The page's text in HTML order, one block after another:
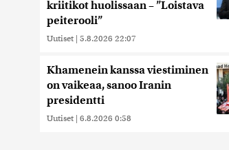
kriitikot huolissaan – ”Loistava
peiterooli”
Uutiset | 5.8.2026 22:07
Khamenein kanssa viestiminen
on vaikeaa, sanoo Iranin
presidentti
Uutiset | 6.8.2026 0:58